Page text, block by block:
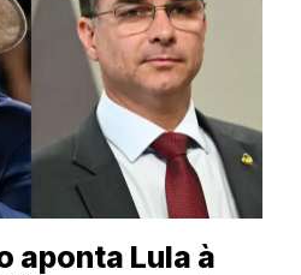
aponta Lula à